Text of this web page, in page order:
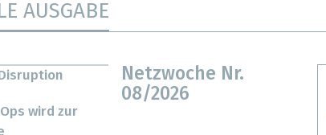
AUSGABE
Netzwoche Nr.
08/2026
wird zur